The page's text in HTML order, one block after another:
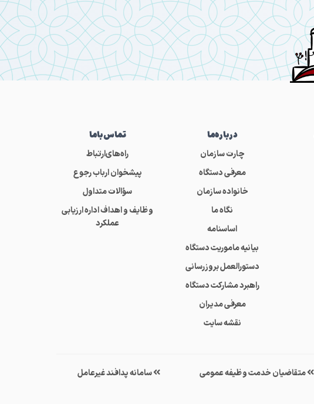
درباره‌ما
چارت سازمان
معرفی دستگاه
خانواده سازمان
نگاه ما
اساسنامه
بیانیه ماموریت دستگاه
دستورالعمل بروزرسانی
راهبرد مشارکت دستگاه
معرفی مدیران
نقشه سایت
تماس‌باما
راه‌های‌ارتباط
پیشخوان ارباب رجوع
سؤالات متداول
وظایف و اهداف اداره ارزیابی
عملکرد
متقاضیان خدمت وظیفه عمومی سامانه پدافند غیرعامل